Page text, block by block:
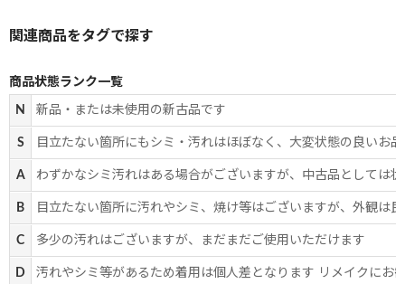
商品状態ランク一覧
N 新品・または未使用の新古品です
S 目立たない箇所にもシミ・汚れはほぼなく、大変状態の良いお
A わずかなシミ汚れはある場合がございますが、中古品としては
B 目立たない箇所に汚れやシミ、焼け等はございますが、外観は
C 多少の汚れはございますが、まだまだご使用いただけます
D 汚れやシミ等があるため着用は個人差となります リメイクにお